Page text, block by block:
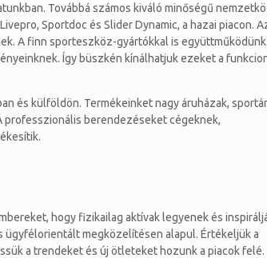
Továbbá számos kiváló minőségű
Sportdoc és Slider Dynamic, a hazai piacon.
A finn sporteszköz-gyártókkal is
Így büszkén kínálhatjuk ezeket a
és külföldön. Termékeinket nagy áruházak,
professzionális berendezéseket cégeknek,
hogy fizikailag aktívak legyenek és
ügyfélorientált megközelítésen alapul. Értékeljük a
a trendeket és új ötleteket hozunk a piacok